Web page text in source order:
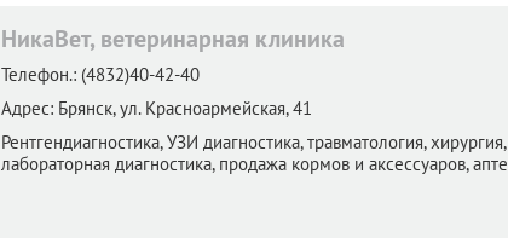
НикаВет, ветеринарная клиника
Телефон.: (4832)40-42-40
Адрес: Брянск,ул. Красноармейская, 41
Рентгендиагностика, УЗИ диагностика, травматология,
лабораторная диагностика, продажа кормов и аксессуаров,